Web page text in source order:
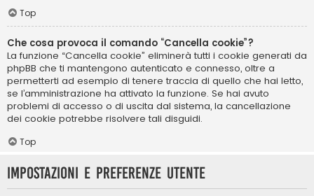
Top
Che cosa provoca il comando “Cancella cookie”?
La funzione “Cancella cookie” eliminerà tutti i cookie generati da
phpBB che ti mantengono autenticato e connesso, oltre a
permetterti ad esempio di tenere traccia di quello che hai letto,
se l’amministrazione ha attivato la funzione. Se hai avuto
problemi di accesso o di uscita dal sistema, la cancellazione
dei cookie potrebbe risolvere tali disguidi.
Top
Impostazioni e preferenze utente